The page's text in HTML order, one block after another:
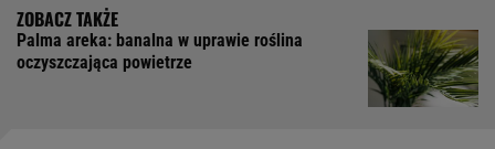
Palma areka: banalna w uprawie roślina
oczyszczająca powietrze